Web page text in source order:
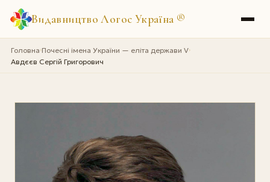
Видавництво Логос Україна ®
Головна›Почесні імена України — еліта держави V›
Авдєєв Сергій Григорович